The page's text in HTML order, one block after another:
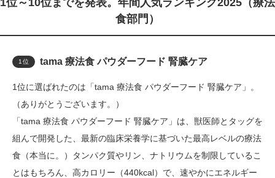
1位～10位までを発表。年間人気ランキング2025（療法
食部門）
1位 tama 療法食 パウダーフード 腎臓ケア
1位に選ばれたのは「tama 療法食 パウダーフード 腎臓ケア」。
（ありがとうございます。）
「tama 療法食 パウダーフード 腎臓ケア」は、獣医師とタッグを
組んで開発した、最新の臨床栄養学に基づいた最高レベルの療法
食（本当に。）タンパク質やリン、ナトリウムを制限しているこ
とはもちろん、高カロリー（440kcal）で、速やかにエネルギー